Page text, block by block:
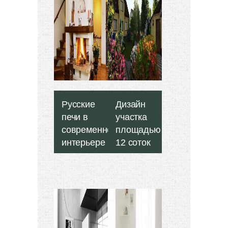
Русские
печи в
современном
интерьере
частных
домов -
Некоторое
Дизайн
участка
площадью
12 соток
-
«Ландшафт»
Загородный
дом и